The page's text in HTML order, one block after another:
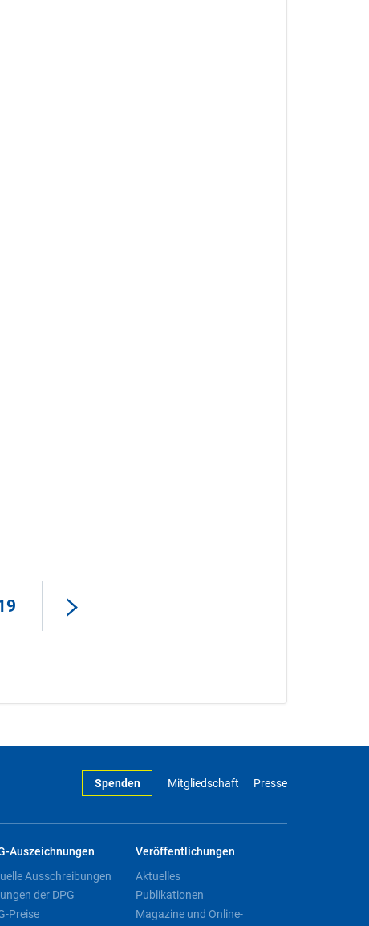
Spenden Mitgliedschaft Presse
Auszeichnungen
Ausschreibungen
der DPG
Preise
Veröffentlichungen
Aktuelles
Publikationen
Magazine und Online-